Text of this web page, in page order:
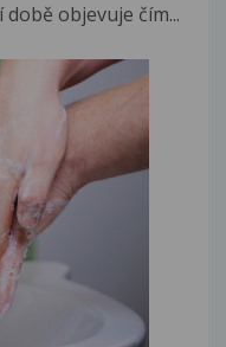
objevuje čím...